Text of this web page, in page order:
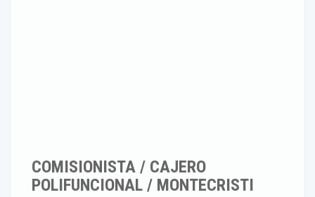
COMISIONISTA / CAJERO
POLIFUNCIONAL / MONTECRISTI